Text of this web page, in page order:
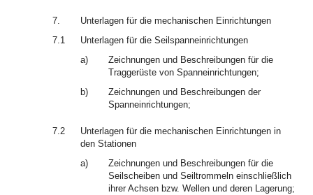
7.
Unterlagen für die mechanischen Einrichtungen
7.1
Unterlagen für die Seilspanneinrichtungen
a)
Zeichnungen und Beschreibungen für die
Traggerüste von Spanneinrichtungen;
b)
Zeichnungen und Beschreibungen der
Spanneinrichtungen;
7.2
Unterlagen für die mechanischen Einrichtungen in
den Stationen
a)
Zeichnungen und Beschreibungen für die
Seilscheiben und Seiltrommeln einschließlich
ihrer Achsen bzw. Wellen und deren Lagerung;